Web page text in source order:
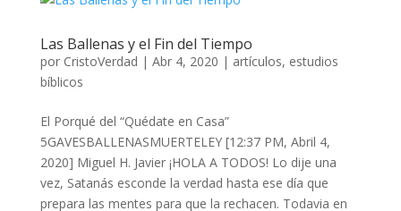
Las Ballenas y el Fin del Tiempo
por CristoVerdad | Abr 4, 2020 | artículos, estudios
bíblicos
El Porqué del “Quédate en Casa”
5GAVESBALLENASMUERTELEY [12:37 PM, Abril 4,
2020] Miguel H. Javier ¡HOLA A TODOS! Lo dije una
vez, Satanás esconde la verdad hasta ese día que
prepara las mentes para que la rechacen. Todavia en